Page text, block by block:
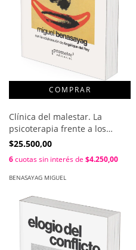
Clínica del malestar. La
psicoterapia frente a los
nuevos sufrimientos
; Contribuciones de Angélique
del Rey
$25.500,00
6cuotas sin interés de $4.250,00
BENASAYAG MIGUEL